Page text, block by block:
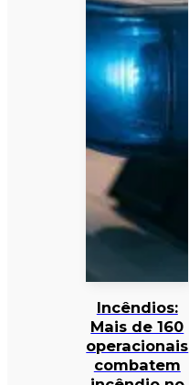
Incêndios:
Mais de 160
operacionais
combatem